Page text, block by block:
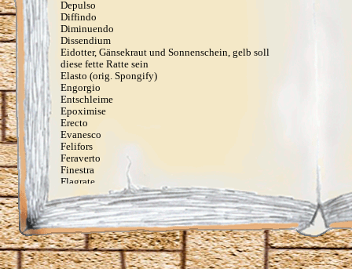
Depulso
Diffindo
Diminuendo
Dissendium
Eidotter, Gänsekraut und Sonnenschein, gelb soll
diese fette Ratte sein
Elasto (orig. Spongify)
Engorgio
Entschleime
Epoximise
Erecto
Evanesco
Felifors
Feraverto
Finestra
Flagrate
Flintifors
Geminio
Glisseo
Harmonia Nectere Passus
Hellblaue Flämmchen
Herbivicus
Ich schwöre feierlich, dass ich ein Tunichtgut bin